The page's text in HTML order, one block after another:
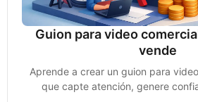
Guion para video
vende
Aprende a crear un guion para
que capte atención, genere